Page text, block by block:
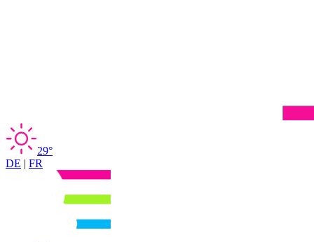
29°
DE | FR